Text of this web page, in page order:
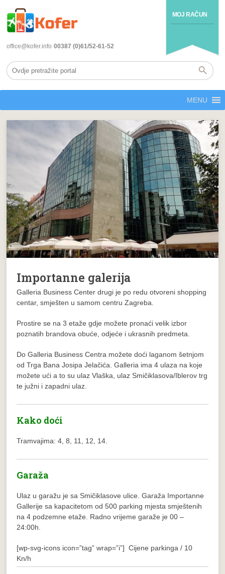
MOJ RAČUN
office@kofer.info 00387 (0)61/52-61-52
MENU
Importanne galerija
Galleria Business Center drugi je po redu otvoreni shopping
centar, smješten u samom centru Zagreba.
Prostire se na 3 etaže gdje možete pronaći velik izbor
poznatih brandova obuće, odjeće i ukrasnih predmeta.
Do Galleria Business Centra možete doći laganom šetnjom
od Trga Bana Josipa Jelačića. Galleria ima 4 ulaza na koje
možete ući a to su ulaz Vlaška, ulaz Smičiklasova/Iblerov trg
te južni i zapadni ulaz.
Kako doći
Tramvajima: 4, 8, 11, 12, 14.
Garaža
Ulaz u garažu je sa Smičiklasove ulice. Garaža Importanne
Gallerije sa kapacitetom od 500 parking mjesta smještenih
na 4 podzemne etaže. Radno vrijeme garaže je 00 –
24:00h.
[wp-svg-icons icon=”tag” wrap=”i”] Cijene parkinga / 10
Kn/h